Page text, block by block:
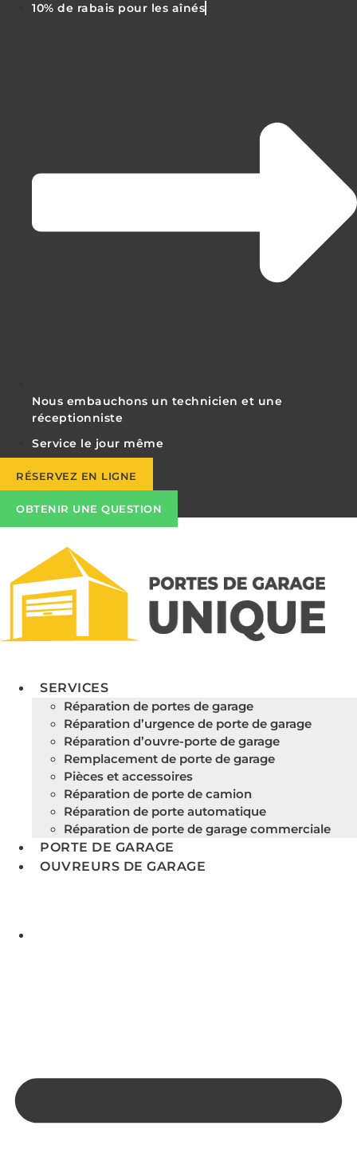
10% de rabais pour les aînés
Nous embauchons un technicien et une
réceptionniste
Service le jour même
RÉSERVEZ EN LIGNE
OBTENIR UNE QUESTION
SERVICES
Réparation de portes de garage
Réparation d’urgence de porte de garage
Réparation d’ouvre-porte de garage
Remplacement de porte de garage
Pièces et accessoires
Réparation de porte de camion
Réparation de porte automatique
Réparation de porte de garage commerciale
PORTE DE GARAGE
OUVREURS DE GARAGE